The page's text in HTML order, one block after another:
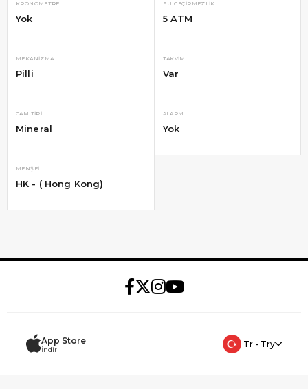
KRONOMETRE
Yok
SU GEÇIRMEZLIK
5 ATM
MEKANIZMA
Pilli
TAKVIM
Var
CAM TIPI
Mineral
ALARM
Yok
MENŞEI
HK - ( Hong Kong)
App Store
İndir
Tr - Try